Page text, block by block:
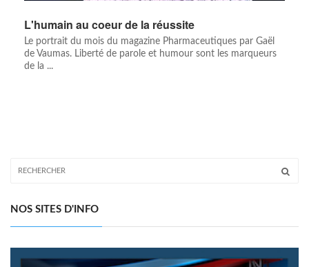
L'humain au coeur de la réussite
Le portrait du mois du magazine Pharmaceutiques par Gaël
de Vaumas. Liberté de parole et humour sont les marqueurs
de la ...
NOS SITES D'INFO